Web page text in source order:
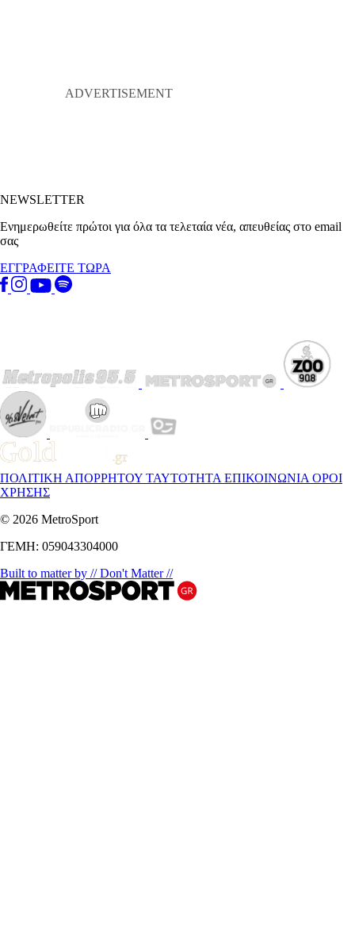
NEWSLETTER
Ενημερωθείτε πρώτοι για όλα τα τελεταία νέα, απευθείας στο email
σας
ΕΓΓΡΑΦΕΙΤΕ ΤΩΡΑ
ΠΟΛΙΤΙΚΗ ΑΠΟΡΡΗΤΟΥ ΤΑΥΤΟΤΗΤΑ ΕΠΙΚΟΙΝΩΝΙΑ ΟΡΟΙ
ΧΡΗΣΗΣ
© 2026 MetroSport
ΓΕΜΗ: 059043304000
Built to matter by // Don't Matter //